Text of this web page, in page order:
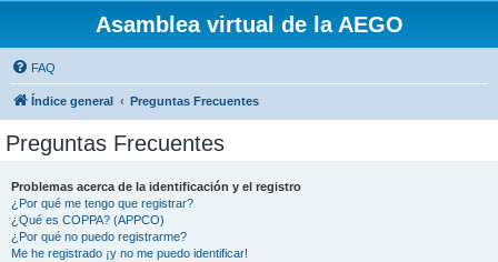
Asamblea virtual de la AEGO
FAQ
Índice general Preguntas Frecuentes
Preguntas Frecuentes
Problemas acerca de la identificación y el registro
¿Por qué me tengo que registrar?
¿Qué es COPPA? (APPCO)
¿Por qué no puedo registrarme?
Me he registrado ¡y no me puedo identificar!